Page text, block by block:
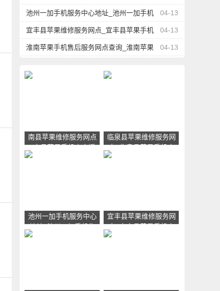
官方授权售后维修中心地址电话 04-13
池州一加手机服务中心地址_池州一加手机
售后维修点查询 04-13
宜丰县苹果维修服务网点_宜丰县苹果手机
官方授权售后维修中心地址电话 04-13
淮南苹果手机售后服务网点查询_淮南苹果
南县苹果维修服务网点
_南县苹果手机官方授
权售后维修中心地址电
临泉县苹果维修服务网
点_临泉县苹果手机官
方授权售后维修中心地
池州一加手机服务中心
地址_池州一加手机售
宜丰县苹果维修服务网
点_宜丰县苹果手机官
方授权售后维修中心地